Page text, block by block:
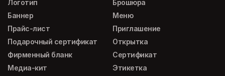
Логотип
Баннер
Прайс-лист
Подарочный сертификат
Фирменный бланк
Медиа-кит
Брошюра
Меню
Приглашение
Открытка
Сертификат
Этикетка